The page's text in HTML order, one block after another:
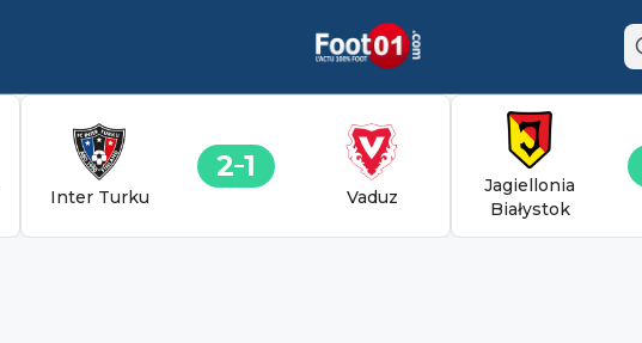
Inter Turku
2 1
Vaduz
Jagiellonia
Białystok